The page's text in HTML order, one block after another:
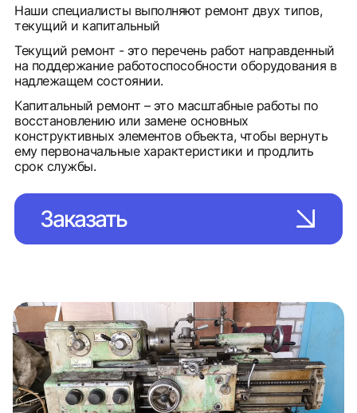
Наши специалисты выполняют ремонт двух типов,
текущий и капитальный
Текущий ремонт - это перечень работ направденный
на поддержание работоспособности оборудования в
надлежащем состоянии.
Капитальный ремонт – это масштабные работы по
восстановлению или замене основных
конструктивных элементов объекта, чтобы вернуть
ему первоначальные характеристики и продлить
срок службы.
Заказать